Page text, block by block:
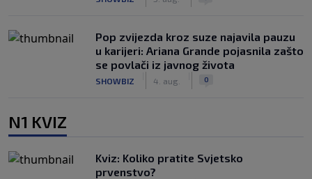
Pop zvijezda kroz suze najavila pauzu
u karijeri: Ariana Grande pojasnila zašto
se povlači iz javnog života
SHOWBIZ 4. aug. 0
N1 KVIZ
Kviz: Koliko pratite Svjetsko
prvenstvo?